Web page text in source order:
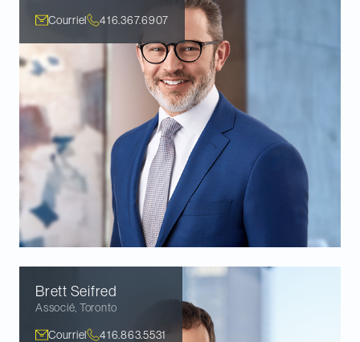
Courriel 416.367.6907
Brett Seifred
Associé Toronto
Courriel 416.863.5531